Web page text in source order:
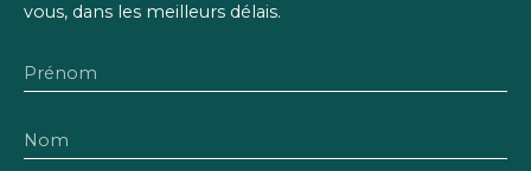
vous, dans les meilleurs délais.
Prénom
Nom